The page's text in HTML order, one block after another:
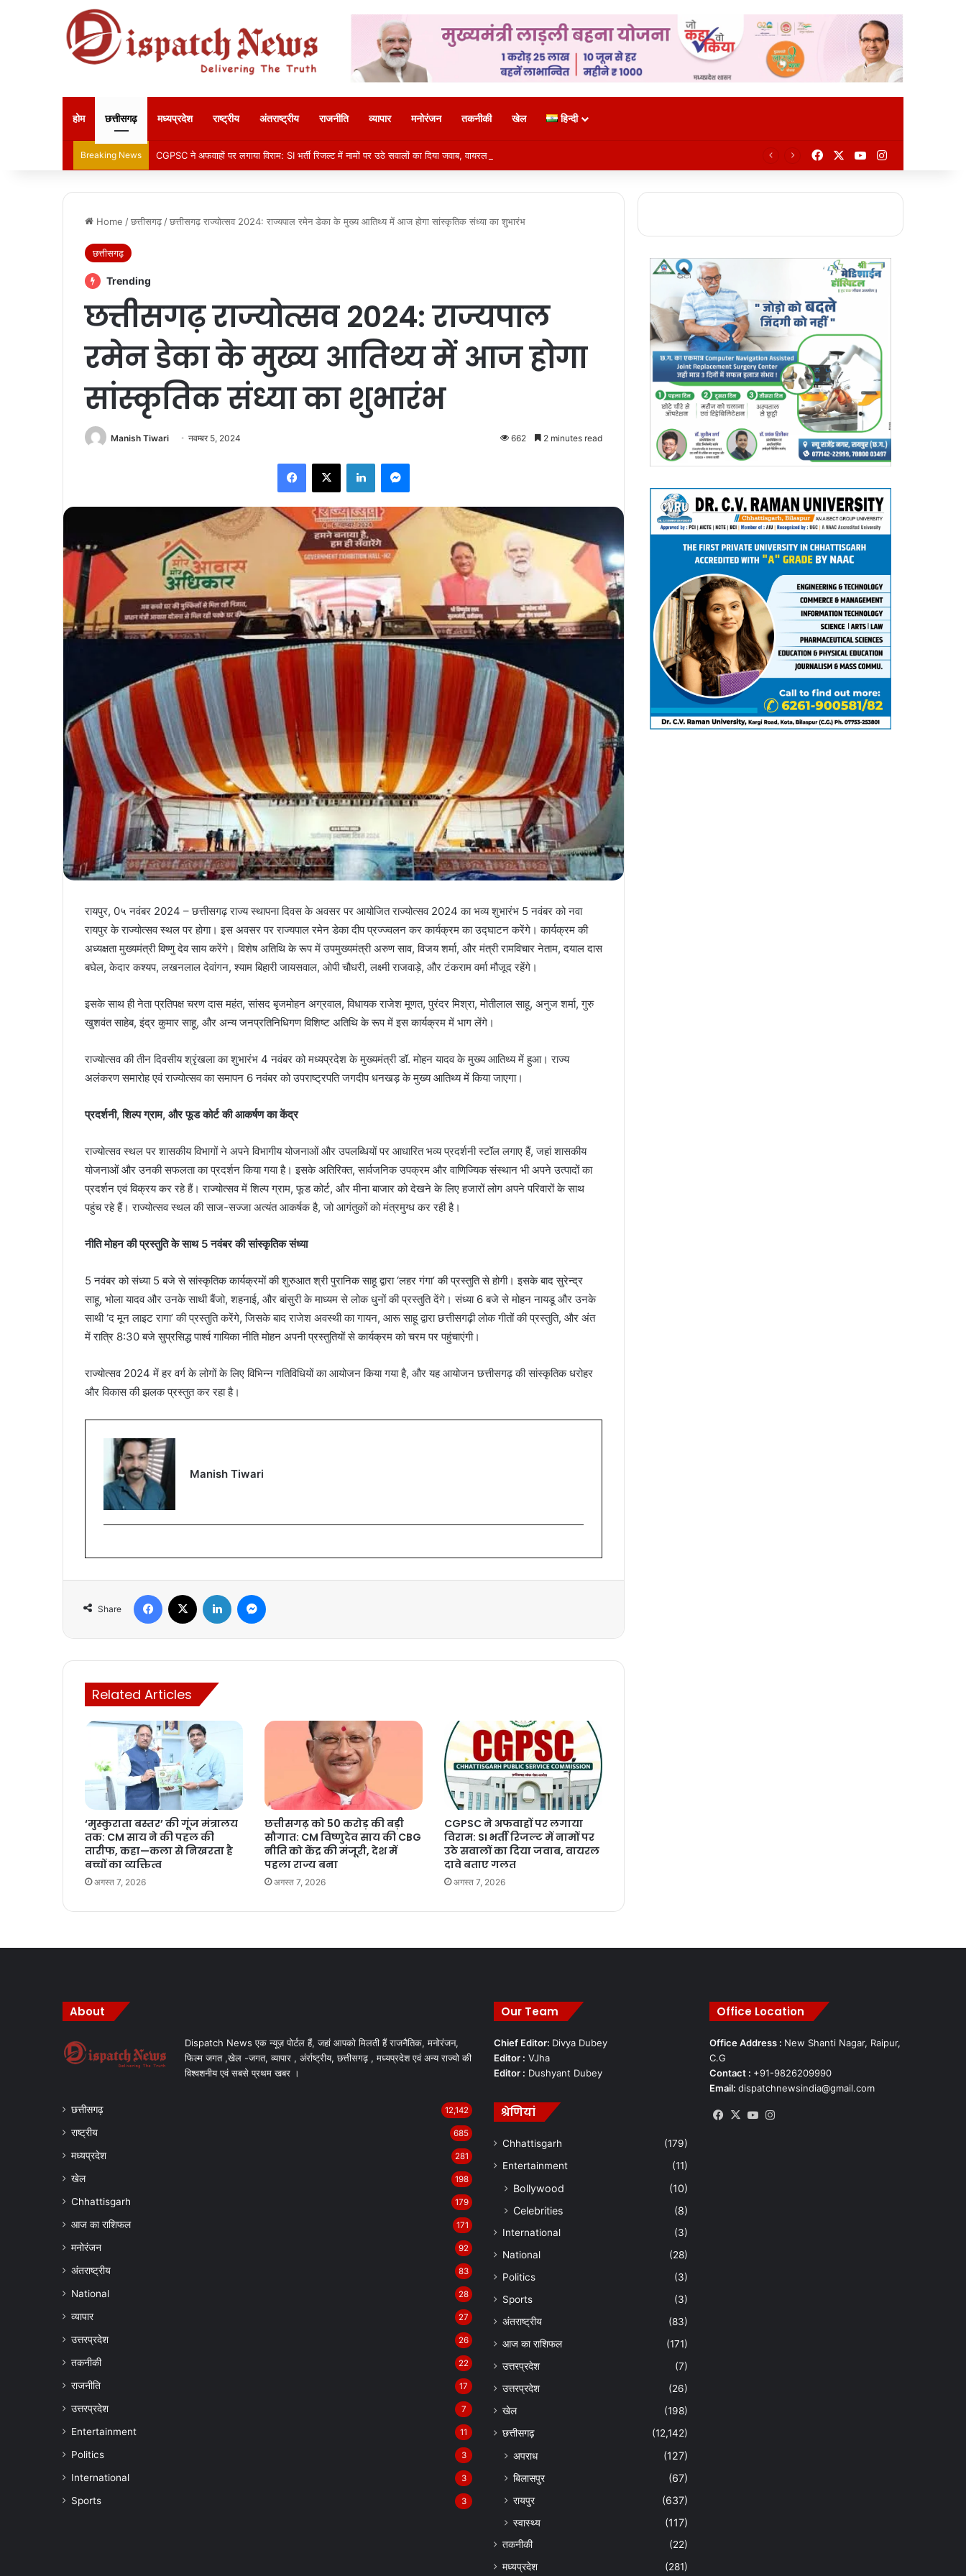
होम छत्तीसगढ़ मध्यप्रदेश राष्ट्रीय अंतराष्ट्रीय राजनीति व्यापार मनोरंजन तकनीकी खेल हिन्दी
Breaking News CGPSC ने अफवाहों पर लगाया विराम: SI भर्ती रिजल्ट में नामों पर उठे सवालों का दिया जवाब, वायरल दावे बताए गलत FacebookYouTubeInstagram
Home /छत्तीसगढ़ /छत्तीसगढ़ राज्योत्सव 2024: राज्यपाल रमेन डेका के मुख्य आतिथ्य में आज होगा सांस्कृतिक संध्या का शुभारंभ
छत्तीसगढ़
Trending
छत्तीसगढ़ राज्योत्सव 2024: राज्यपाल
रमेन डेका के मुख्य आतिथ्य में आज होगा
सांस्कृतिक संध्या का शुभारंभ
Manish Tiwari नवम्बर 5, 2024 662 2 minutes read
Facebook
X LinkedInMessenger
रायपुर, 0५ नवंबर 2024 – छत्तीसगढ़ राज्य स्थापना दिवस के अवसर पर आयोजित राज्योत्सव 2024 का भव्य शुभारंभ 5 नवंबर को नवा
रायपुर के राज्योत्सव स्थल पर होगा। इस अवसर पर राज्यपाल रमेन डेका दीप प्रज्ज्वलन कर कार्यक्रम का उद्घाटन करेंगे। कार्यक्रम की
अध्यक्षता मुख्यमंत्री विष्णु देव साय करेंगे। विशेष अतिथि के रूप में उपमुख्यमंत्री अरुण साव, विजय शर्मा, और मंत्री रामविचार नेताम, दयाल दास
बघेल, केदार कश्यप, लखनलाल देवांगन, श्याम बिहारी जायसवाल, ओपी चौधरी, लक्ष्मी राजवाड़े, और टंकराम वर्मा मौजूद रहेंगे।
इसके साथ ही नेता प्रतिपक्ष चरण दास महंत, सांसद बृजमोहन अग्रवाल, विधायक राजेश मूणत, पुरंदर मिश्रा, मोतीलाल साहू, अनुज शर्मा, गुरु
खुशवंत साहेब, इंद्र कुमार साहू, और अन्य जनप्रतिनिधिगण विशिष्ट अतिथि के रूप में इस कार्यक्रम में भाग लेंगे।
राज्योत्सव की तीन दिवसीय श्रृंखला का शुभारंभ 4 नवंबर को मध्यप्रदेश के मुख्यमंत्री डॉ. मोहन यादव के मुख्य आतिथ्य में हुआ। राज्य
अलंकरण समारोह एवं राज्योत्सव का समापन 6 नवंबर को उपराष्ट्रपति जगदीप धनखड़ के मुख्य आतिथ्य में किया जाएगा।
प्रदर्शनी, शिल्प ग्राम, और फूड कोर्ट की आकर्षण का केंद्र
राज्योत्सव स्थल पर शासकीय विभागों ने अपने विभागीय योजनाओं और उपलब्धियों पर आधारित भव्य प्रदर्शनी स्टॉल लगाए हैं, जहां शासकीय
योजनाओं और उनकी सफलता का प्रदर्शन किया गया है। इसके अतिरिक्त, सार्वजनिक उपक्रम और वाणिज्यिक संस्थान भी अपने उत्पादों का
प्रदर्शन एवं विक्रय कर रहे हैं। राज्योत्सव में शिल्प ग्राम, फूड कोर्ट, और मीना बाजार को देखने के लिए हजारों लोग अपने परिवारों के साथ
पहुंच रहे हैं। राज्योत्सव स्थल की साज-सज्जा अत्यंत आकर्षक है, जो आगंतुकों को मंत्रमुग्ध कर रही है।
नीति मोहन की प्रस्तुति के साथ 5 नवंबर की सांस्कृतिक संध्या
5 नवंबर को संध्या 5 बजे से सांस्कृतिक कार्यक्रमों की शुरुआत श्री पुरानिक साहू द्वारा ‘लहर गंगा’ की प्रस्तुति से होगी। इसके बाद सुरेन्द्र
साहू, भोला यादव और उनके साथी बैंजो, शहनाई, और बांसुरी के माध्यम से लोक धुनों की प्रस्तुति देंगे। संध्या 6 बजे से मोहन नायडू और उनके
साथी ‘द मून लाइट रागा’ की प्रस्तुति करेंगे, जिसके बाद राजेश अवस्थी का गायन, आरू साहू द्वारा छत्तीसगढ़ी लोक गीतों की प्रस्तुति, और अंत
में रात्रि 8:30 बजे सुप्रसिद्ध पार्श्व गायिका नीति मोहन अपनी प्रस्तुतियों से कार्यक्रम को चरम पर पहुंचाएंगी।
राज्योत्सव 2024 में हर वर्ग के लोगों के लिए विभिन्न गतिविधियों का आयोजन किया गया है, और यह आयोजन छत्तीसगढ़ की सांस्कृतिक धरोहर
और विकास की झलक प्रस्तुत कर रहा है।
Manish Tiwari
Share
Facebook LinkedIn
Related Articles
‘मुस्कुराता बस्तर’ की गूंज मंत्रालय
तक: CM साय ने की पहल की
तारीफ, कहा—कला से निखरता है
बच्चों का व्यक्तित्व
अगस्त 7, 2026
छत्तीसगढ़ को 50 करोड़ की बड़ी
सौगात: CM विष्णुदेव साय की CBG
नीति को केंद्र की मंजूरी, देश में
पहला राज्य बना
अगस्त 7, 2026
CGPSC ने अफवाहों पर लगाया
विराम: SI भर्ती रिजल्ट में नामों पर
उठे सवालों का दिया जवाब, वायरल
दावे बताए गलत
अगस्त 7, 2026
About
Dispatch News एक न्यूज़ पोर्टल हैं, जहां आपको मिलती हैं राजनैतिक, मनोरंजन,
फिल्म जगत ,खेल -जगत, व्यापार , अंर्राष्ट्रीय, छत्तीसगढ़ , मध्यप्रदेश एवं अन्य राज्यो की
विश्वशनीय एवं सबसे प्रथम खबर ।
छत्तीसगढ़ 12,142
राष्ट्रीय 685
मध्यप्रदेश 281
खेल 198
Chhattisgarh 179
आज का राशिफल 171
मनोरंजन 92
अंतराष्ट्रीय 83
National 28
व्यापार 27
उत्तरप्रदेश 26
तकनीकी 22
राजनीति 17
उत्तरप्रदेश 7
Entertainment 11
Politics 3
International 3
Sports 3
Our Team
Chief Editor: Divya Dubey
Editor : VJha
Editor : Dushyant Dubey
श्रेणियां
Chhattisgarh
(179)
Entertainment
(11)
Bollywood
(10)
Celebrities
(8)
International
(3)
National
(28)
Politics
(3)
Sports
(3)
अंतराष्ट्रीय
(83)
आज का राशिफल
(171)
उत्तरप्रदेश
(7)
उत्तरप्रदेश
(26)
खेल
(198)
छत्तीसगढ़
(12,142)
अपराध
(127)
बिलासपुर
(67)
रायपुर
(637)
स्वास्थ्य
(117)
तकनीकी
(22)
मध्यप्रदेश
(281)
Office Location
Office Address : New Shanti Nagar, Raipur,
C.G
Contact : +91-9826209990
Email: dispatchnewsindia@gmail.com
Facebook
X YouTube